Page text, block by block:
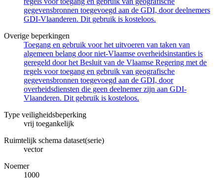
gegevensbronnen toegevoegd aan de GDI, door deelnemers
GDI-Vlaanderen. Dit gebruik is kosteloos.
Overige beperkingen
Toegang en gebruik voor het uitvoeren van taken van
algemeen belang door niet-Vlaamse overheidsinstanties is
geregeld door het Besluit van de Vlaamse Regering met de
regels voor toegang en gebruik van geografische
gegevensbronnen toegevoegd aan de GDI, door
overheidsdiensten die geen deelnemer zijn aan GDI-
Vlaanderen. Dit gebruik is kosteloos.
Type veiligheidsbeperking
vrij toegankelijk
Ruimtelijk schema dataset(serie)
vector
Noemer
1000